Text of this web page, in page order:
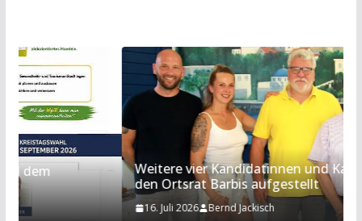
Weitere vier Kandidatinnen und Kandidaten für
den Ortsrat Barbis aufgestellt
Bernd Jackisch